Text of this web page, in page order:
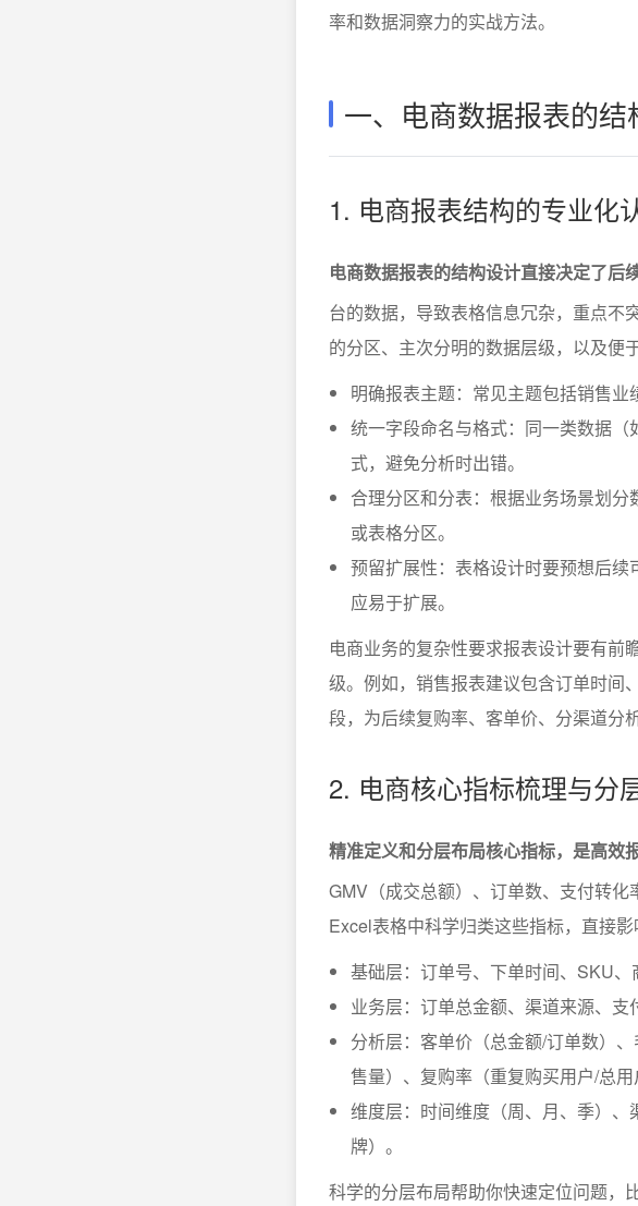
率和数据洞察力的实战方法。
一、电商数据报表的
1. 电商报表结构的专业化
电商数据报表的结构设计直接决定了后
台的数据，导致表格信息冗杂，重点不
的分区、主次分明的数据层级，以及便
明确报表主题：常见主题包括销售业
统一字段命名与格式：同一类数据
式，避免分析时出错。
合理分区和分表：根据业务场景划
或表格分区。
预留扩展性：表格设计时要预想后
应易于扩展。
电商业务的复杂性要求报表设计要有前
级。例如，销售报表建议包含订单时间
段，为后续复购率、客单价、分渠道分
2. 电商核心指标梳理与分
精准定义和分层布局核心指标，是高效
GMV（成交总额）、订单数、支付转
Excel表格中科学归类这些指标，直接
基础层：订单号、下单时间、SKU、
业务层：订单总金额、渠道来源、支
分析层：客单价（总金额/订单数）
售量）、复购率（重复购买用户/总用
维度层：时间维度（周、月、季）
牌）。
科学的分层布局帮助你快速定位问题，